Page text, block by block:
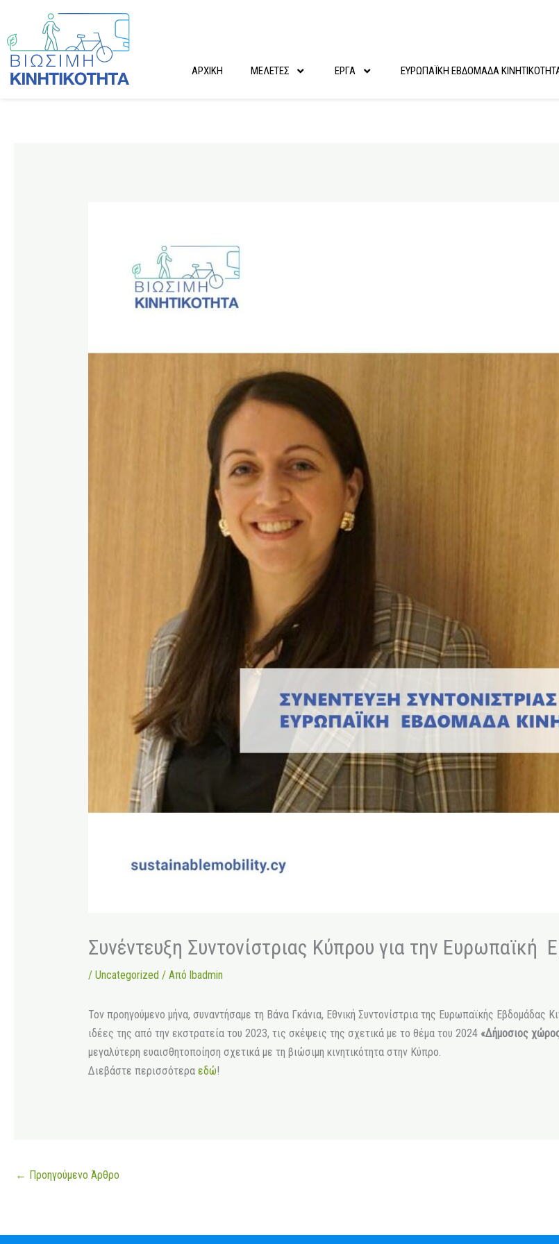
περιεχόμενο
ΑΡΧΙΚΗ ΜΕΛΕΤΕΣ ΕΡΓΑ ΕΥΡΩΠΑΪΚΗ ΕΒΔΟΜΑΔΑ
Συνέντευξη Συντονίστριας Κύπρου για την Ευρωπαϊκή
/ Uncategorized / Από lbadmin
Τον προηγούμενο μήνα, συναντήσαμε τη Βάνα Γκάνια, Εθνική Συντονίστρια της Ευρωπαϊκής Εβδομάδας
ιδέες της από την εκστρατεία του 2023, τις σκέψεις της σχετικά με το θέμα του 2024 «Δήμοσιος
μεγαλύτερη ευαισθητοποίηση σχετικά με τη βιώσιμη κινητικότητα στην Κύπρο.
Διεβάστε περισσότερα εδώ!
← Προηγούμενο Άρθρο